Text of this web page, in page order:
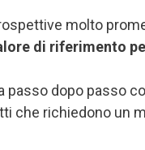
molto
di riferimento
passo dopo passo
che richiedono un